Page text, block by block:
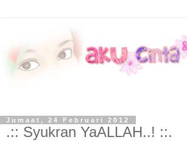
Jumaat, 24 Februari 2012
.:: Syukran YaALLAH..! ::.